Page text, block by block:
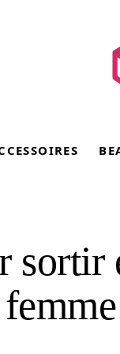
sortir